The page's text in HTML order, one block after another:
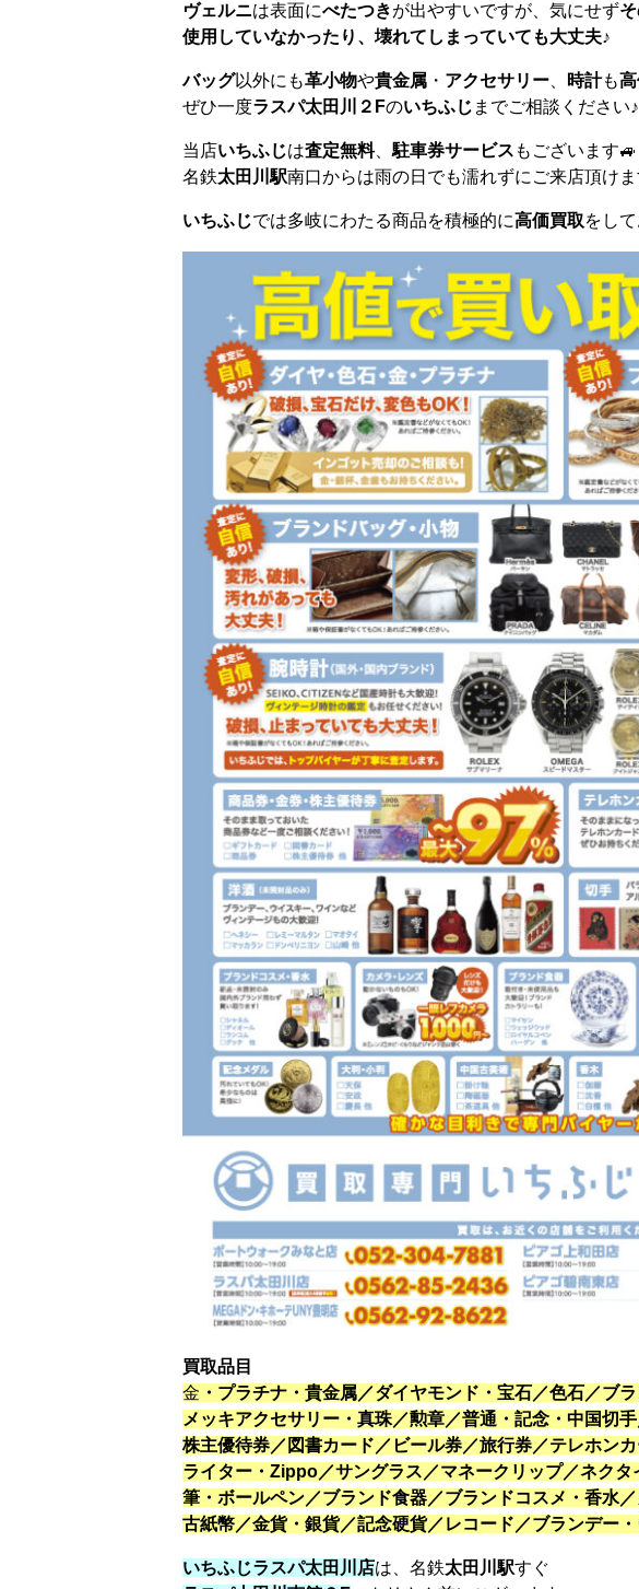
ヴェルニは表面にべたつきが出やすいですが、気にせず
使用していなかったり、壊れてしまっていても大丈夫♪
バッグ以外にも革小物や貴金属 ・ アクセサリー 時計も
ぜひ一度ラスパ太田川２Fのいちふじ までご相談ください♪
当店いちふじは査定無料、 駐車券サービス もございます🚙
名鉄太田川駅南口からは雨の日でも濡れずにご来店頂け
いちふじでは多岐にわたる商品を積極的に高価買取をして
買取品目
金 ・プラチナ・貴金属／ダイヤモンド・宝石／色石／ブ
メッキアクセサリー・真珠／勲章／普通・記念・中国切
株主優待券／図書カード／ビール券／旅行券／テレホン
ライター・Zippo／サングラス／マネークリップ／ネク
筆・ボールペン／ブランド食器／ブランドコスメ・香水
古紙幣／金貨・銀貨／記念硬貨／レコード／ブランデー
いちふじラスパ太田川店は、名鉄太田川駅すぐ